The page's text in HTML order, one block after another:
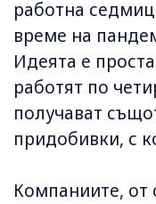
работна
време на
Идеята е
работят по
получават
придобивки, с
Компаниите, от